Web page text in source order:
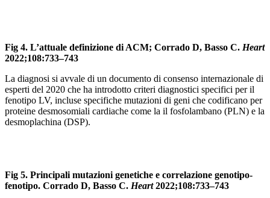
Fig 4. L’attuale definizione di ACM; Corrado D, Basso C. Heart
2022;108:733–743
La diagnosi si avvale di un documento di consenso internazionale di
esperti del 2020 che ha introdotto criteri diagnostici specifici per il
fenotipo LV, incluse specifiche mutazioni di geni che codificano per
proteine desmosomiali cardiache come la il fosfolambano (PLN) e la
desmoplachina (DSP).
Fig 5. Principali mutazioni genetiche e correlazione genotipo-
fenotipo. Corrado D, Basso C. Heart2022;108:733–743